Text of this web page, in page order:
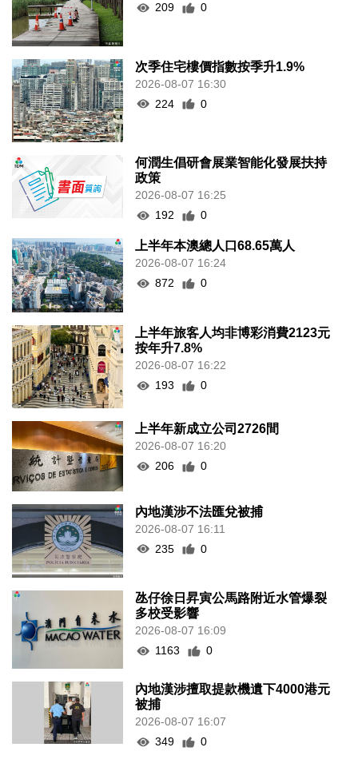
209
0
次季住宅樓價指數按季升1.9%
2026-08-07 16:30
224
0
何潤生倡研會展業智能化發展扶持
政策
2026-08-07 16:25
192
0
上半年本澳總人口68.65萬人
2026-08-07 16:24
872
0
上半年旅客人均非博彩消費2123元
按年升7.8%
2026-08-07 16:22
193
0
上半年新成立公司2726間
2026-08-07 16:20
206
0
內地漢涉不法匯兌被捕
2026-08-07 16:11
235
0
氹仔徐日昇寅公馬路附近水管爆裂
多校受影響
2026-08-07 16:09
1163
0
內地漢涉擅取提款機遺下4000港元
被捕
2026-08-07 16:07
349
0